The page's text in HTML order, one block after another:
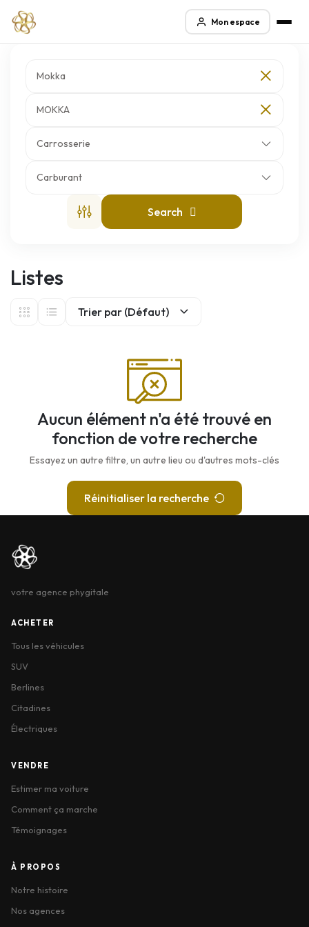
Mon espace
Mokka
MOKKA
Carrosserie
Carburant
Search
Listes
Trier par (Défaut)
Aucun élément n'a été trouvé en
fonction de votre recherche
Essayez un autre filtre, un autre lieu ou d'autres mots-clés
Réinitialiser la recherche
votre agence phygitale
ACHETER
Tous les véhicules
SUV
Berlines
Citadines
Électriques
VENDRE
Estimer ma voiture
Comment ça marche
Témoignages
À PROPOS
Notre histoire
Nos agences